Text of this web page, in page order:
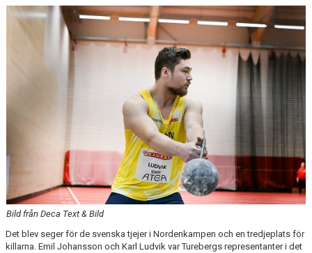
ARRANGEMANG
STATISTIK & RESULTAT
FUNKTIONÄR
UTBILDNING
KALENDER
Bild från Deca Text & Bild
Det blev seger för de svenska tjejer i Nordenkampen och en tredjeplats för
killarna. Emil Johansson och Karl Ludvik var Turebergs representanter i det